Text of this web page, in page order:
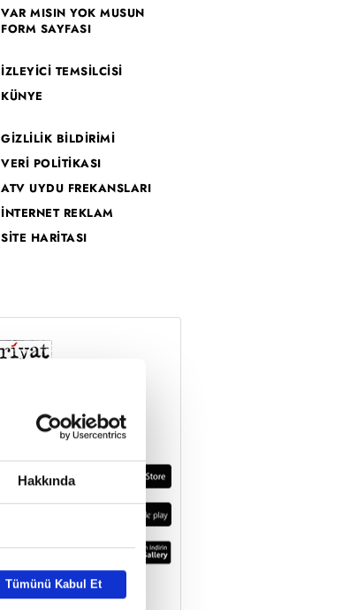
Hakkında
Tümünü Kabul Et
VAR MISIN YOK MUSUN
FORM SAYFASI
İZLEYİCİ TEMSİLCİSİ
KÜNYE
GİZLİLİK BİLDİRİMİ
VERİ POLİTİKASI
ATV UYDU FREKANSLARI
İNTERNET REKLAM
SİTE HARİTASI